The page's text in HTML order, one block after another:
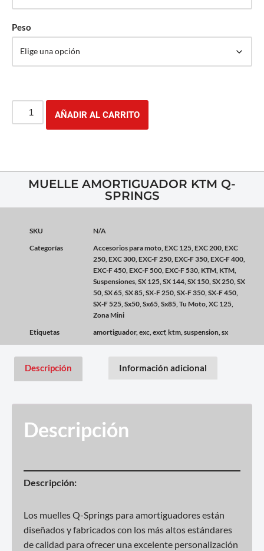
Peso
AÑADIR AL CARRITO
MUELLE AMORTIGUADOR KTM Q-
SPRINGS
SKU
N/A
Categorías
Accesorios para moto, EXC 125, EXC 200, EXC
250, EXC 300, EXC-F 250, EXC-F 350, EXC-F 400,
EXC-F 450, EXC-F 500, EXC-F 530, KTM, KTM,
Suspensiones,SX 125,SX 144,SX 150,SX 250,SX
50,SX 65,SX 85,SX-F 250,SX-F 350,SX-F 450,
SX-F 525,Sx50,Sx65,Sx85,Tu Moto,XC 125,
Zona Mini
Etiquetas
amortiguador,exc,excf,ktm,suspension,sx
Descripción Información adicional
Descripción
Descripción:
Los muelles Q-Springs para amortiguadores están
diseñados y fabricados con los más altos estándares
de calidad para ofrecer una excelente personalización